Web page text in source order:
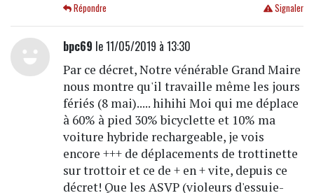
Signaler
Répondre
bpc69 le 11/05/2019 à 13:30
Par ce décret, Notre vénérable Grand Maire
nous montre qu'il travaille même les jours
fériés (8 mai)..... hihihi Moi qui me déplace
à 60% à pied 30% bicyclette et 10% ma
voiture hybride rechargeable, je vois
encore +++ de déplacements de trottinette
sur trottoir et ce de + en + vite, depuis ce
décret! Que les ASVP (violeurs d'essuie-